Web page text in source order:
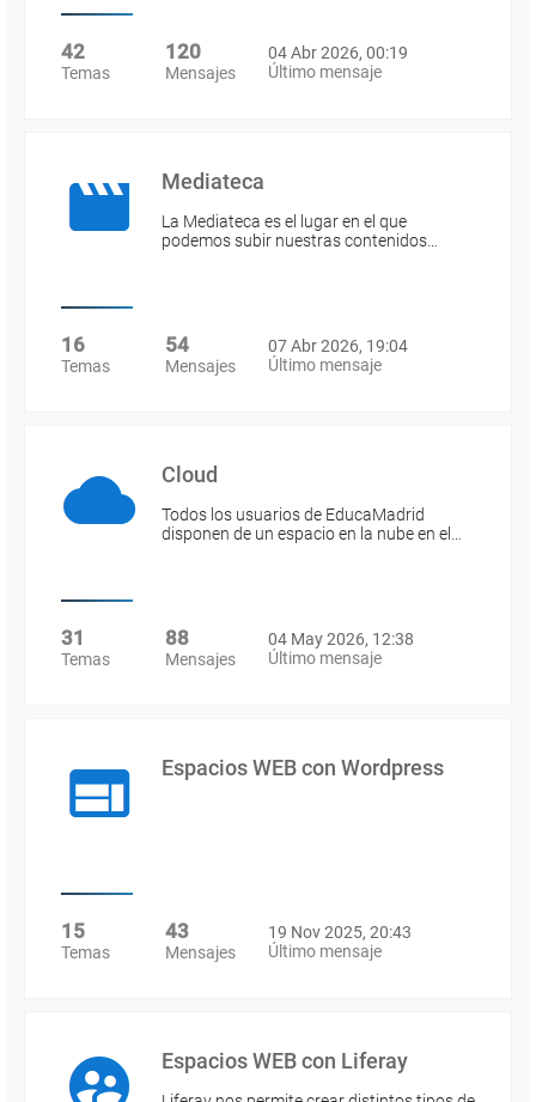
42
Temas
120
Mensajes
04 Abr 2026, 00:19
Último mensaje
Mediateca
La Mediateca es el lugar en el que
podemos subir nuestras contenidos…
16
Temas
54
Mensajes
07 Abr 2026, 19:04
Último mensaje
Cloud
Todos los usuarios de EducaMadrid
disponen de un espacio en la nube en el…
31
Temas
88
Mensajes
04 May 2026, 12:38
Último mensaje
Espacios WEB con Wordpress
15
Temas
43
Mensajes
19 Nov 2025, 20:43
Último mensaje
Espacios WEB con Liferay